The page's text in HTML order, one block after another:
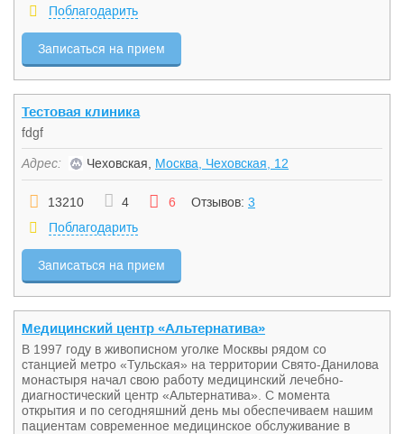
Поблагодарить
Записаться на прием
Тестовая клиника
fdgf
Адрес: Чеховская, Москва, Чеховская, 12
13210 4 6 Отзывов: 3
Поблагодарить
Записаться на прием
Медицинский центр «Альтернатива»
В 1997 году в живописном уголке Москвы рядом со
станцией метро «Тульская» на территории Свято-Данилова
монастыря начал свою работу медицинский лечебно-
диагностический центр «Альтернатива». С момента
открытия и по сегодняшний день мы обеспечиваем нашим
пациентам современное медицинское обслуживание в